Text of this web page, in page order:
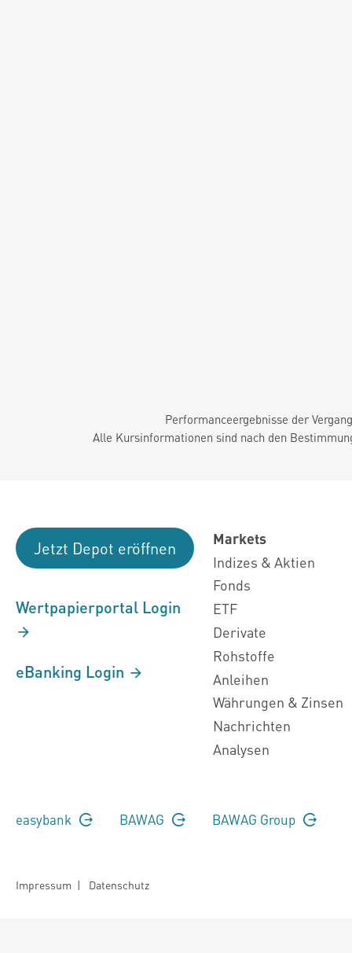
Performanceergebnisse der
Alle Kursinformationen sind nach den
Jetzt Depot eröffnen
Wertpapierportal Login
eBanking Login
Markets
Indizes & Aktien
Fonds
ETF
Derivate
Rohstoffe
Anleihen
Währungen & Zinsen
Nachrichten
Analysen
easybank BAWAG BAWAG Group
Impressum | Datenschutz